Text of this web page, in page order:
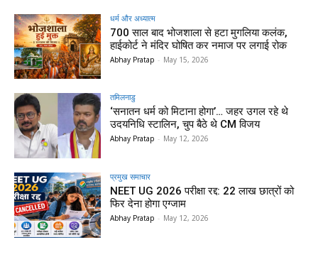
धर्म और अध्यात्म
700 साल बाद भोजशाला से हटा मुगलिया कलंक,
हाईकोर्ट ने मंदिर घोषित कर नमाज पर लगाई रोक
Abhay Pratap - May 15, 2026
तमिलनाडु
‘सनातन धर्म को मिटाना होगा’… जहर उगल रहे थे
उदयनिधि स्टालिन, चुप बैठे थे CM विजय
Abhay Pratap - May 12, 2026
प्रमुख समाचार‎
NEET UG 2026 परीक्षा रद्द: 22 लाख छात्रों को
फिर देना होगा एग्जाम
Abhay Pratap - May 12, 2026